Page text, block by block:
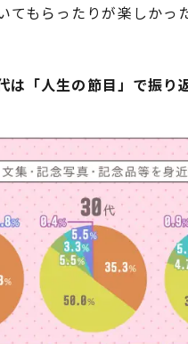
もらったりが楽しかっ
は「人生の節目」で振